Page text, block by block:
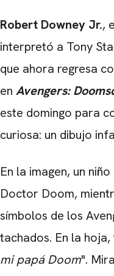
Robert Downey Jr.,
interpretó a Tony
que ahora regresa
en Avengers:
este domingo para
curiosa: un dibujo
En la imagen, un
Doctor Doom,
símbolos de los
tachados. En la
mi papá Doom".